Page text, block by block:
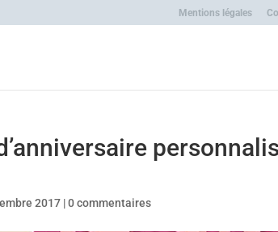
Mentions légales
2017 |0 commentaires